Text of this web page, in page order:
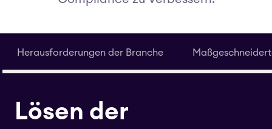
Herausforderungen der Branche
Lösen der